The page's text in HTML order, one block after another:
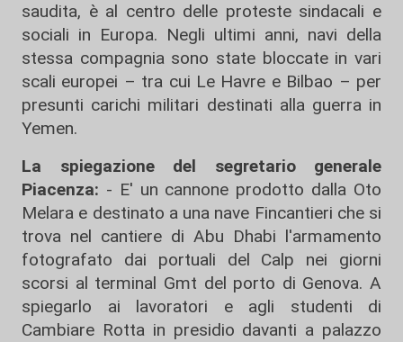
saudita, è al centro delle proteste sindacali e
sociali in Europa. Negli ultimi anni, navi della
stessa compagnia sono state bloccate in vari
scali europei – tra cui Le Havre e Bilbao – per
presunti carichi militari destinati alla guerra in
Yemen.
La spiegazione del segretario generale
Piacenza: - E' un cannone prodotto dalla Oto
Melara e destinato a una nave Fincantieri che si
trova nel cantiere di Abu Dhabi l'armamento
fotografato dai portuali del Calp nei giorni
scorsi al terminal Gmt del porto di Genova. A
spiegarlo ai lavoratori e agli studenti di
Cambiare Rotta in presidio davanti a palazzo